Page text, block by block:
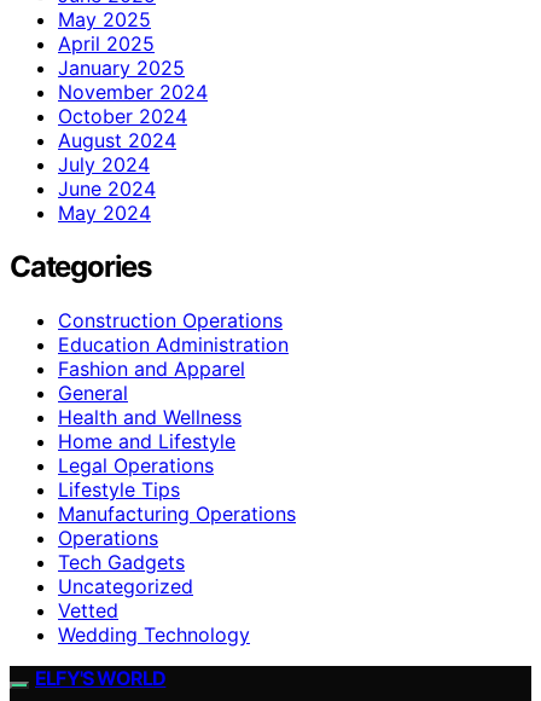
May 2025
April 2025
January 2025
November 2024
October 2024
August 2024
July 2024
June 2024
May 2024
Categories
Construction Operations
Education Administration
Fashion and Apparel
General
Health and Wellness
Home and Lifestyle
Legal Operations
Lifestyle Tips
Manufacturing Operations
Operations
Tech Gadgets
Uncategorized
Vetted
Wedding Technology
ELFY'S WORLD